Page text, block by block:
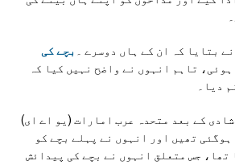
بتایا کہ ان کے ہاں دوسرے ۔
بچے کی
ہوئی، تاہم انہوں نے واضح نہیں کیا کہ
دیا۔
کے بعد متحدہ عرب امارات (یو اے ای)
تھیں اور انہوں نے پہلے بچے کو
تھا، جس متعلق انہوں نے بچے کی پیدائش